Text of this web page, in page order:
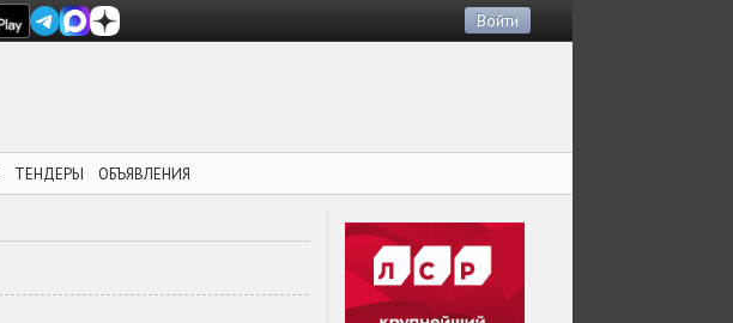
Войти
ТЕНДЕРЫ ОБЪЯВЛЕНИЯ